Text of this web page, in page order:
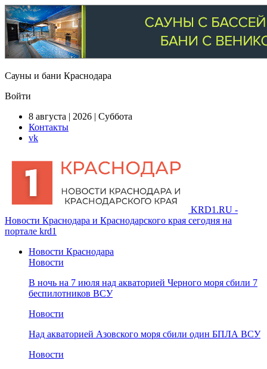
Сауны и бани Краснодара
Войти
8 августа | 2026 | Суббота
Контакты
vk
KRD1.RU -
Новости Краснодара и Краснодарского края сегодня на
портале krd1
Новости Краснодара
Новости
В ночь на 7 июля над акваторией Черного моря сбили 7
беспилотников ВСУ
Новости
Над акваторией Азовского моря сбили один БПЛА ВСУ
Новости